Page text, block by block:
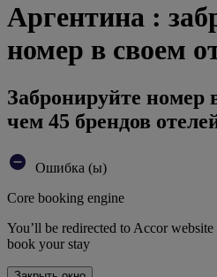
Аргентина :
номер в своем
Забронируйте номер
чем 45 брендов
Ошибка (ы)
Core booking engine
You’ll be redirected to Accor
book your stay